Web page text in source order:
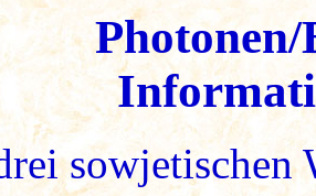
sowjetischen